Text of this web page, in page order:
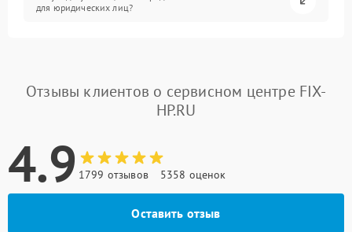
для юридических лиц?
Отзывы клиентов о сервисном центре FIX-
HP.RU
4.9 1799 отзывов 5358 оценок
Оставить отзыв